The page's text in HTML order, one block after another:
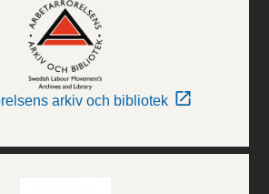
arkiv och bibliotek